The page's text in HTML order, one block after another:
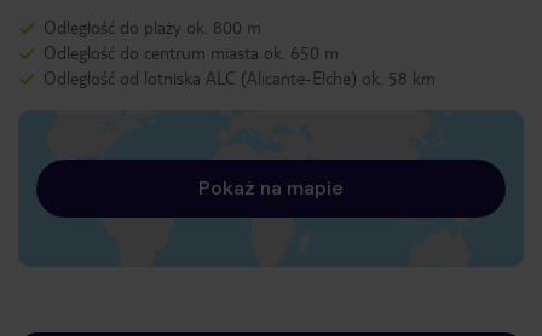
Odległość do plaży ok. 800 m
Odległość do centrum miasta ok. 650 m
Odległość od lotniska ALC (Alicante-Elche) ok. 58 km
Pokaż na mapie